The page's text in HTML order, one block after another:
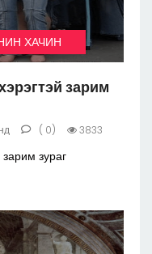
ХАЧИН
зарим
( 0) 3833
зураг